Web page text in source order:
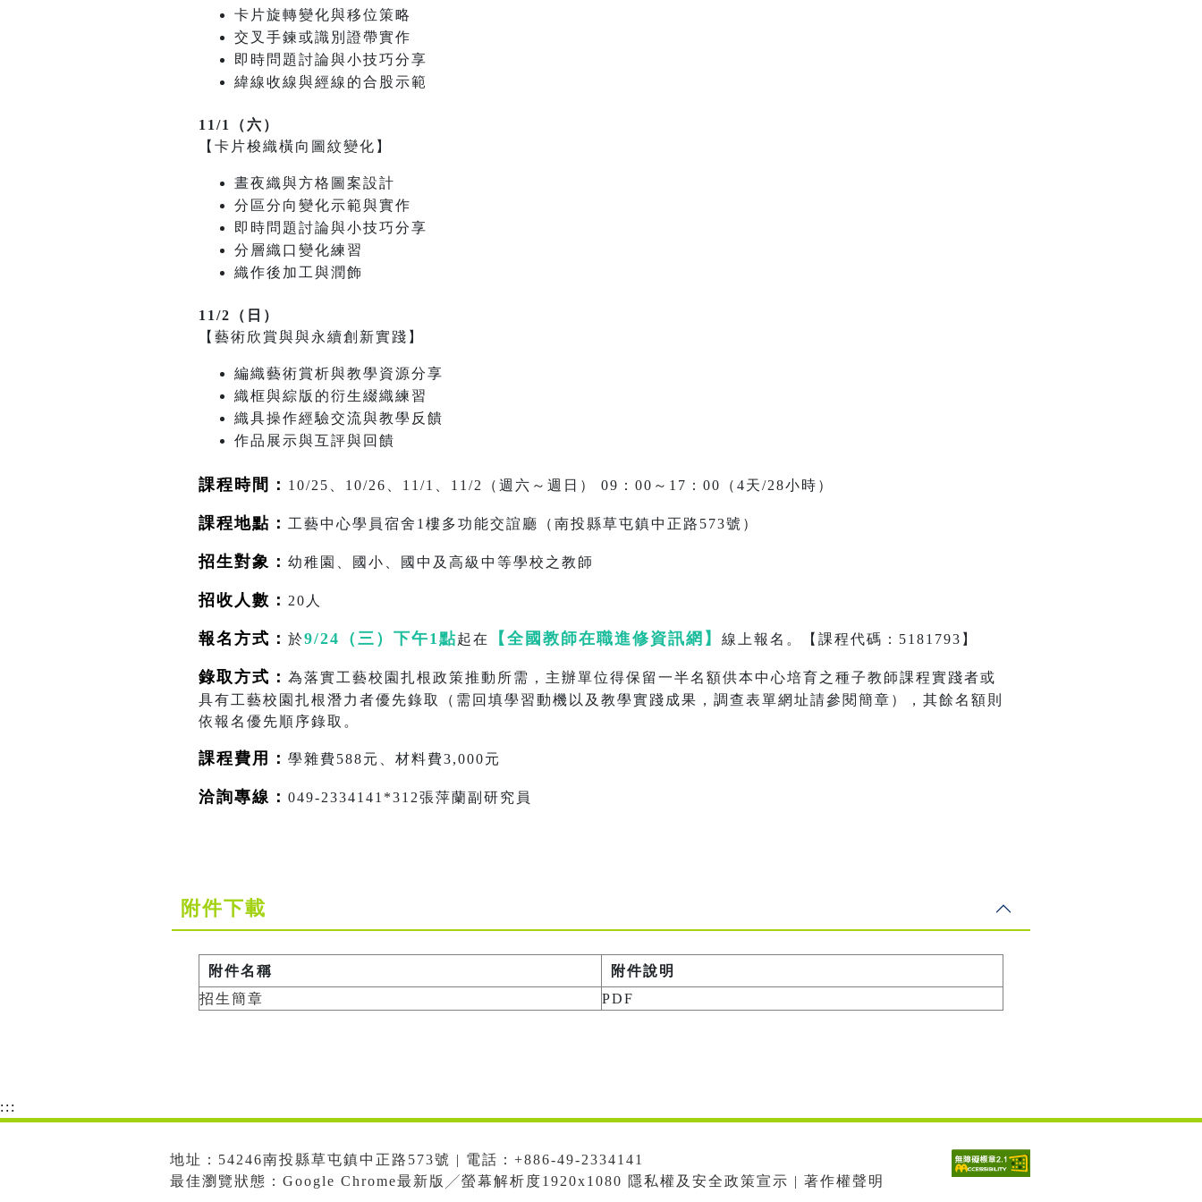
卡片旋轉變化與移位策略
交叉手鍊或識別證帶實作
即時問題討論與小技巧分享
緯線收線與經線的合股示範
11/1（六）
【卡片梭織橫向圖紋變化】
晝夜織與方格圖案設計
分區分向變化示範與實作
即時問題討論與小技巧分享
分層織口變化練習
織作後加工與潤飾
11/2（日）
【藝術欣賞與與永續創新實踐】
編織藝術賞析與教學資源分享
織框與綜版的衍生綴織練習
織具操作經驗交流與教學反饋
作品展示與互評與回饋
課程時間： 10/25、10/26、11/1、11/2（週六～週日） 09：00～17：00（4天/28小時）
課程地點： 工藝中心學員宿舍1樓多功能交誼廳（南投縣草屯鎮中正路573號）
招生對象： 幼稚園、國小、國中及高級中等學校之教師
招收人數： 20人
報名方式： 於9/24（三）下午1點起在 【全國教師在職進修資訊網】 線上報名。【課程代碼：5181793】
錄取方式： 為落實工藝校園扎根政策推動所需，主辦單位得保留一半名額供本中心培育之種子教師課程實踐者或
具有工藝校園扎根潛力者優先錄取（需回填學習動機以及教學實踐成果，調查表單網址請參閱簡章），其餘名額則
依報名優先順序錄取。
課程費用： 學雜費588元、材料費3,000元
洽詢專線： 049-2334141*312張萍蘭副研究員
附件下載
附件名稱
附件說明
招生簡章
PDF
:::
地址：54246南投縣草屯鎮中正路573號 | 電話：+886-49-2334141
最佳瀏覽狀態：Google Chrome最新版╱螢幕解析度1920x1080 隱私權及安全政策宣示 | 著作權聲明